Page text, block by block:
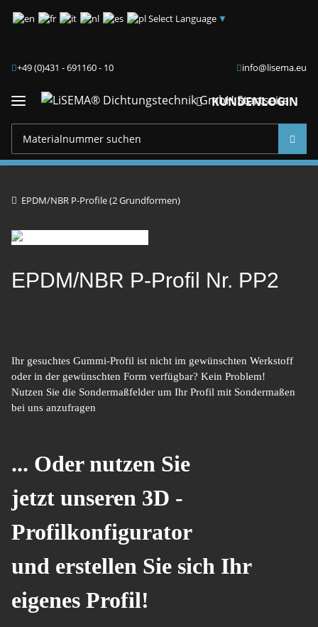
Select Language ▼
+49 (0)431 - 691160 - 10 info@lisema.eu
KUNDENLOGIN
EPDM/NBR P-Profile (2 Grundformen)
EPDM/NBR P-Profil Nr. PP2
Ihr gesuchtes Gummi-Profil ist nicht im gewünschten Werkstoff
oder in der gewünschten Form verfügbar? Kein Problem!
Nutzen Sie die Sondermaßfelder um Ihr Profil mit Sondermaßen
bei uns anzufragen
... Oder nutzen Sie
jetzt unseren 3D -
Profilkonfigurator
und erstellen Sie sich Ihr
eigenes Profil!